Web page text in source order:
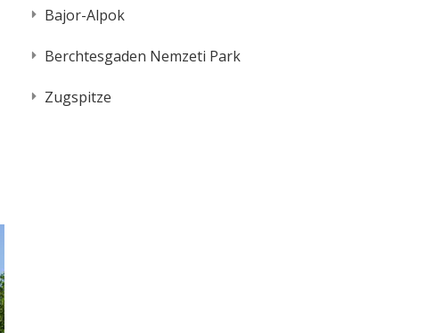
Bajor-Alpok
Berchtesgaden Nemzeti Park
Zugspitze